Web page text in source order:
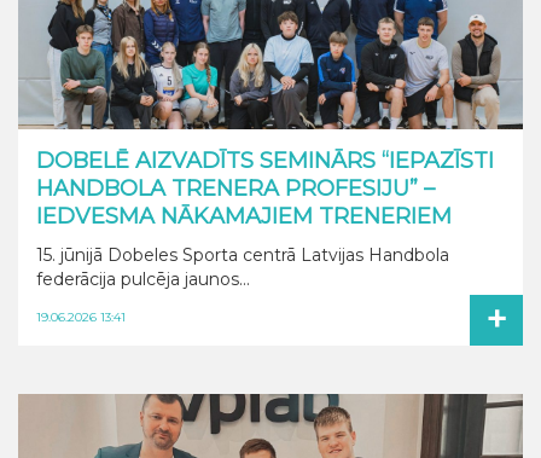
DOBELĒ AIZVADĪTS SEMINĀRS “IEPAZĪSTI
HANDBOLA TRENERA PROFESIJU” –
IEDVESMA NĀKAMAJIEM TRENERIEM
15. jūnijā Dobeles Sporta centrā Latvijas Handbola
federācija pulcēja jaunos...
19.06.2026 13:41 +